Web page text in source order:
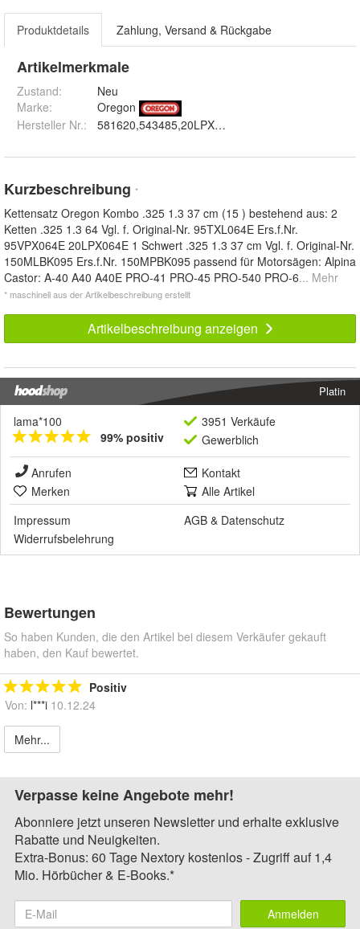
Produktdetails Zahlung, Versand & Rückgabe
Artikelmerkmale
Zustand:
Neu
Marke:
Oregon
Hersteller Nr.:
581620,543485,20LPX064E,150MPBK095
Kurzbeschreibung *
Kettensatz Oregon Kombo .325 1.3 37 cm (15 ) bestehend aus: 2
Ketten .325 1.3 64 Vgl. f. Original-Nr. 95TXL064E Ers.f.Nr.
95VPX064E 20LPX064E 1 Schwert .325 1.3 37 cm Vgl. f. Original-Nr.
150MLBK095 Ers.f.Nr. 150MPBK095 passend für Motorsägen: Alpina
Castor: A-40 A40 A40E PRO-41 PRO-45 PRO-540 PRO-6... Mehr
* maschinell aus der Artikelbeschreibung erstellt
Artikelbeschreibung anzeigen
Platin
lama*100
99% positiv
3951 Verkäufe
Gewerblich
Anrufen
Kontakt
Merken
Alle Artikel
Impressum
AGB & Datenschutz
Widerrufsbelehrung
Bewertungen
So haben Kunden, die den Artikel bei diesem Verkäufer gekauft
haben, den Kauf bewertet.
Positiv
Von: l***i 10.12.24
Mehr...
Verpasse keine Angebote mehr!
Abonniere jetzt unseren Newsletter und erhalte exklusive
Rabatte und Neuigkeiten.
Extra-Bonus: 60 Tage Nextory kostenlos - Zugriff auf 1,4
Mio. Hörbücher & E-Books.*
Anmelden